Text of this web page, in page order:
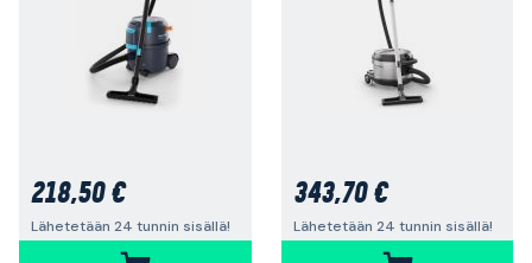
218,50 €
Lähetetään 24 tunnin sisällä!
343,70 €
Lähetetään 24 tunnin sisällä!